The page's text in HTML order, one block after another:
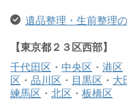
遺品整理・生前整理
【東京都２３区西部】
千代田区 ・ 中央区 ・ 港区
区 ・ 品川区 ・ 目黒区 ・ 大
練馬区 ・ 北区 ・ 板橋区